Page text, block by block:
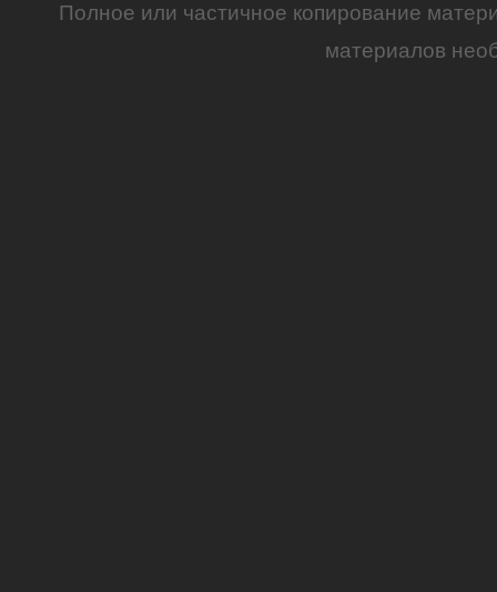
Полное или частичное копирование
материалов